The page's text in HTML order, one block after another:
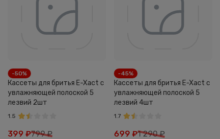
-50%
Кассеты для бритья E-Xact с
увлажняющей полоской 5
лезвий 2шт
1.5
399 ₽799 ₽
-45%
Кассеты для бритья E-Xact с
увлажняющей полоской 5
лезвий 4шт
1.7
699 ₽1 290 ₽